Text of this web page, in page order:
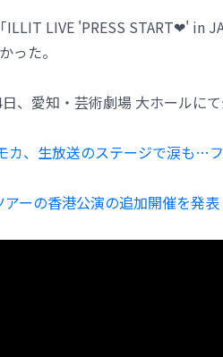
LIVE 'PRESS START︎︎❤' in
った。
、愛知・芸術劇場 大ホールにて
カ、生放送のステージで涙も…
アーの香港公演の追加開催を発